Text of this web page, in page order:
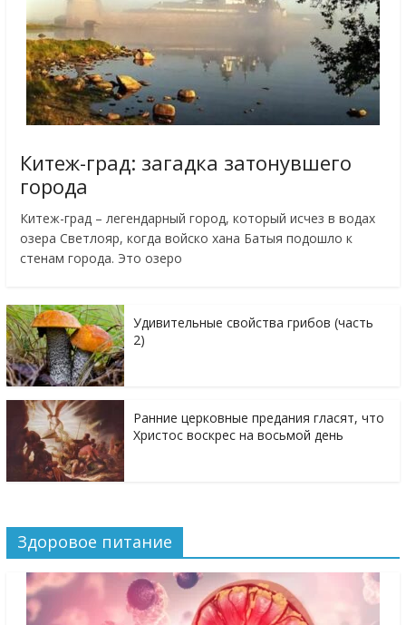
Китеж-град: загадка затонувшего
города
Китеж-град – легендарный город, который исчез в водах
озера Светлояр, когда войско хана Батыя подошло к
стенам города. Это озеро
Удивительные свойства грибов (часть
2)
Ранние церковные предания гласят, что
Христос воскрес на восьмой день
Здоровое питание